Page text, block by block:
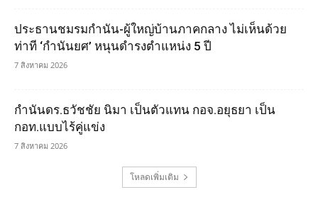
ประธานชมรมกำนัน-ผู้ใหญ่บ้านภาคกลาง ไม่เห็นด้วย
ท่าที ‘กำนันยศ’ หนุนดำรงตำแหน่ง 5 ปี
7 สิงหาคม 2026
กำนันดร.ธวัชชัย นิมา เป็นตัวแทน กอจ.อยุธยา เป็น
กอท.แบบไร้คู่แข่ง
7 สิงหาคม 2026
โหลดเพิ่มเติม